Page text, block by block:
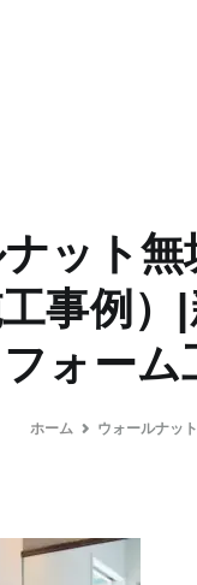
ット
事例）
ォーム
ホーム ウォールナッ